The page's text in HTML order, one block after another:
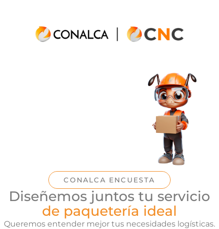
CONALCA ENCUESTA
Diseñemos juntos tu servicio
de paquetería ideal
Queremos entender mejor tus necesidades logísticas.